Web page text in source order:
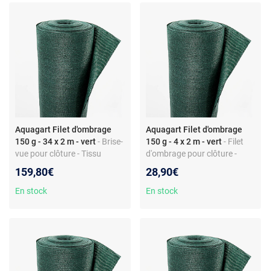
Aquagart Filet d'ombrage
150 g - 34 x 2 m - vert- Brise-
vue pour clôture - Tissu
m - Montage facile
159,80€
En stock
Aquagart Filet d'ombrage
150 g - 4 x 2 m - vert - Filet
d'ombrage pour clôture -
Largeur 2 m - Ombre 80% -
Résistant UV
28,90€
En stock